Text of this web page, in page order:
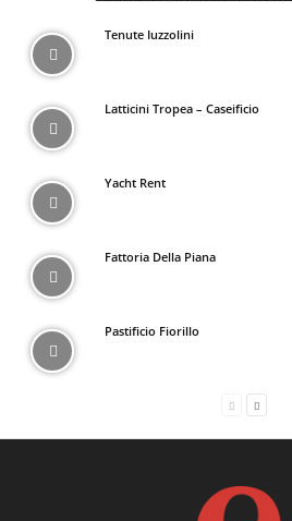
Tenute Iuzzolini
Latticini Tropea – Caseificio
Yacht Rent
Fattoria Della Piana
Pastificio Fiorillo